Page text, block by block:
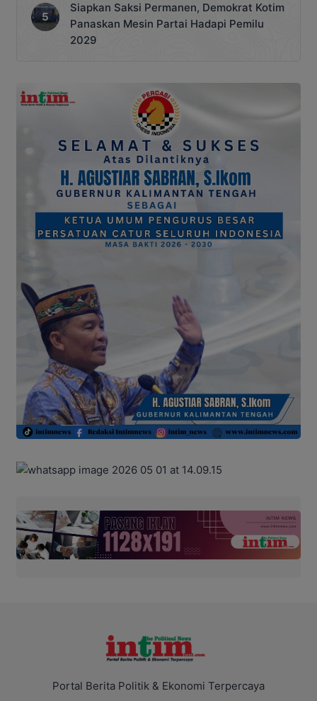
Siapkan Saksi Permanen, Demokrat Kotim
Panaskan Mesin Partai Hadapi Pemilu
2029
Portal Berita Politik & Ekonomi Terpercaya